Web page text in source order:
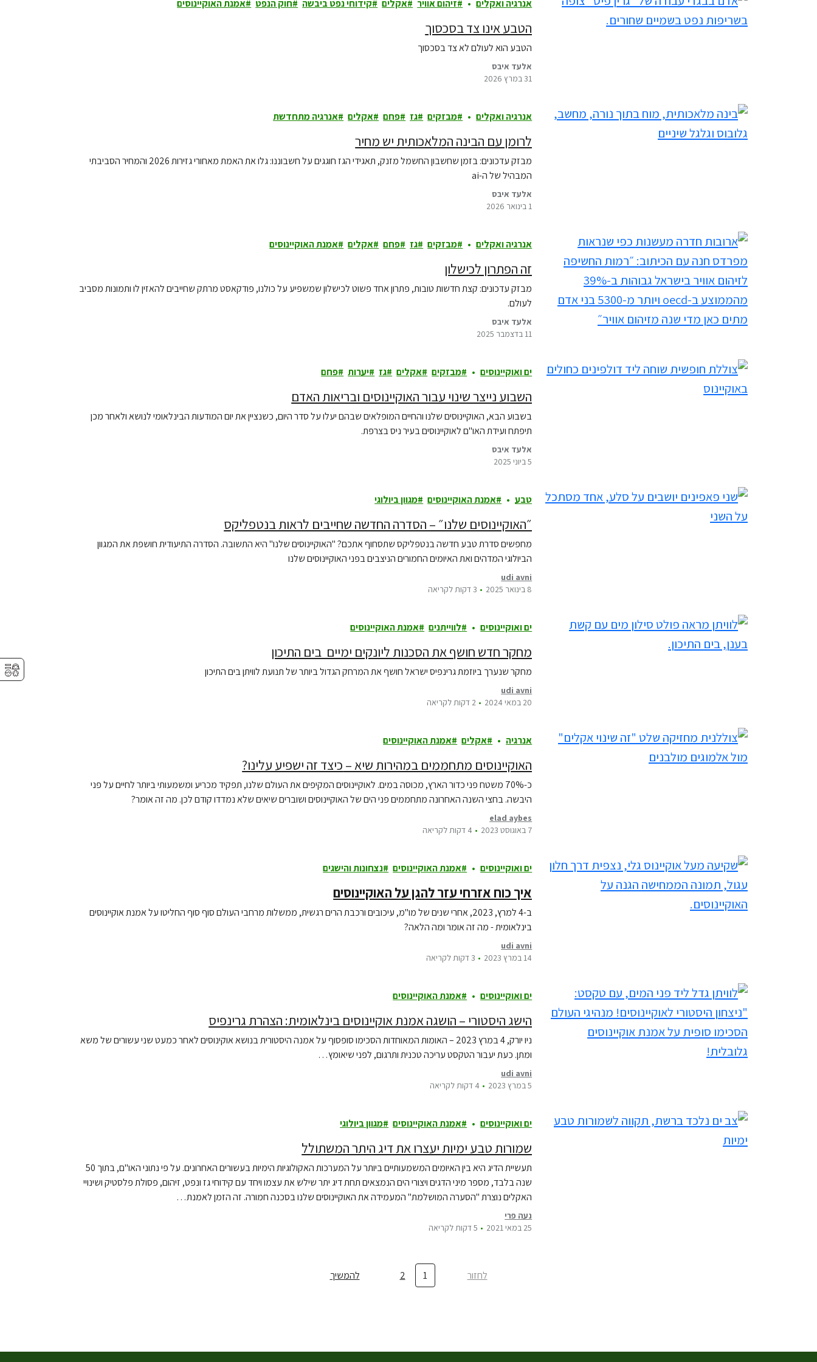
filtered results אנרגיה ואקלים זיהום אוויר אקלים קידוחי נפט ביבשה חוק הנפט אמנת האוקיינוסים
הטבע אינו צד בסכסוך
הטבע הוא לעולם לא צד בסכסוך
אלעד איבס
31 במרץ 2026
אנרגיה ואקלים מבזקים גז פחם אקלים אנרגיה מתחדשת
לרומן עם הבינה המלאכותית יש מחיר
מבזק עדכונים: בזמן שחשבון החשמל מזנק, תאגידי הגז חוגגים על חשבוננו: גלו את האמת מאחורי גזירות 2026 והמחיר הסביבתי
המבהיל של ה-ai
אלעד איבס
1 בינואר 2026
אנרגיה ואקלים מבזקים גז פחם אקלים אמנת האוקיינוסים
זה הפתרון לכישלון
מבזק עדכונים: קצת חדשות טובות, פתרון אחד פשוט לכישלון שמשפיע על כולנו, פודקאסט מרתק שחייבים להאזין לו ותמונות מסביב
לעולם.
אלעד איבס
11 בדצמבר 2025
ים ואוקיינוסים מבזקים אקלים גז יערות פחם
השבוע נייצר שינוי עבור האוקיינוסים ובריאות האדם
בשבוע הבא, האוקיינוסים שלנו והחיים המופלאים שבהם יעלו על סדר היום, כשנציין את יום המודעות הבינלאומי לנושא ולאחר מכן
תיפתח ועידת האו"ם לאוקיינוסים בעיר ניס בצרפת.
אלעד איבס
5 ביוני 2025
טבע אמנת האוקיינוסים מגוון ביולוגי
״האוקיינוסים שלנו״ – הסדרה החדשה שחייבים לראות בנטפליקס
מחפשים סדרת טבע חדשה בנטפליקס שתסחוף אתכם? "האוקיינוסים שלנו" היא התשובה. הסדרה התיעודית חושפת את המגוון
הביולוגי המדהים ואת האיומים החמורים הניצבים בפני האוקיינוסים שלנו
udi avni
8 בינואר 2025
3 דקות לקריאה
ים ואוקיינוסים לווייתנים אמנת האוקיינוסים
מחקר חדש חושף את הסכנות ליונקים ימיים בים התיכון
מחקר שנערך ביוזמת גרינפיס ישראל חושף את המרחק הגדול ביותר של תנועת לוויתן בים התיכון
udi avni
20 במאי 2024
2 דקות לקריאה
אנרגיה אקלים אמנת האוקיינוסים
האוקיינוסים מתחממים במהירות שיא – כיצד זה ישפיע עלינו?
כ-70% משטח פני כדור הארץ, מכוסה במים. לאוקיינוסים המקיפים את העולם שלנו, תפקיד מכריע ומשמעותי ביותר לחיים על פני
היבשה. בחצי השנה האחרונה מתחממים פני הים של האוקיינוסים ושוברים שיאים שלא נמדדו קודם לכן. מה זה אומר?
elad aybes
7 באוגוסט 2023
4 דקות לקריאה
ים ואוקיינוסים אמנת האוקיינוסים נצחונות והישגים
איך כוח אזרחי עזר להגן על האוקיינוסים
ב-4 למרץ, 2023, אחרי שנים של מו"מ, עיכובים ורכבת הרים רגשית, ממשלות מרחבי העולם סוף סוף החליטו על אמנת אוקיינוסים
בינלאומית - מה זה אומר ומה הלאה?
udi avni
14 במרץ 2023
3 דקות לקריאה
ים ואוקיינוסים אמנת האוקיינוסים
הישג היסטורי – הושגה אמנת אוקיינוסים בינלאומית: הצהרת גרינפיס
ניו יורק, 4 במרץ 2023 – האומות המאוחדות הסכימו סופסוף על אמנה היסטורית בנושא אוקינוסים לאחר כמעט שני עשורים של משא
ומתן. כעת יעבור הטקסט עריכה טכנית ותרגום, לפני שיאומץ…
udi avni
5 במרץ 2023
4 דקות לקריאה
ים ואוקיינוסים אמנת האוקיינוסים מגוון ביולוגי
שמורות טבע ימיות יעצרו את דיג היתר המשתולל
תעשיית הדיג היא בין האיומים המשמעותיים ביותר על המערכות האקולוגיות הימיות בעשורים האחרונים. על פי נתוני האו"ם, בתוך 50
שנה בלבד, מספר מיני הדגים ויצורי הים הנמצאים תחת דיג יתר שילש את עצמו ויחד עם קידוחי גז ונפט, זיהום, פסולת פלסטיק ושינויי
האקלים נוצרת "הסערה המושלמת" המעמידה את האוקיינוסים שלנו בסכנה חמורה. זה הזמן לאמנת…
נעה פרי
25 במאי 2021
5 דקות לקריאה
לחזור 1
2 להמשיך
⚥︎